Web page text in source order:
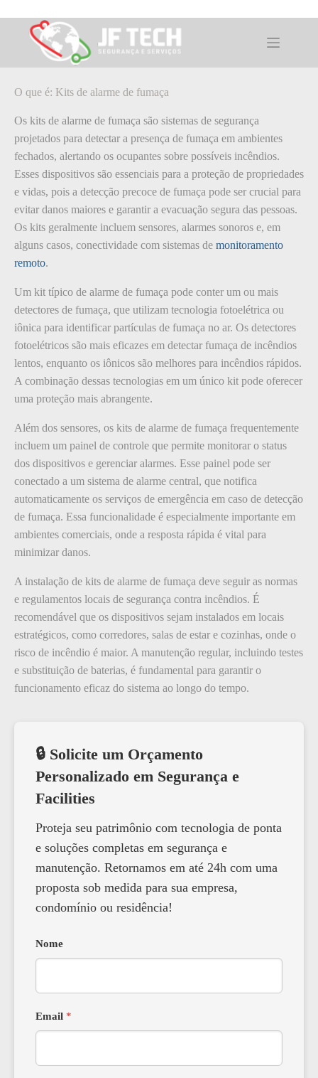
para
conteúdoO que é: Kits de alarme de fumaça
O que é: Kits de alarme de fumaça
Os kits de alarme de fumaça são sistemas de segurança
projetados para detectar a presença de fumaça em ambientes
fechados, alertando os ocupantes sobre possíveis incêndios.
Esses dispositivos são essenciais para a proteção de propriedades
e vidas, pois a detecção precoce de fumaça pode ser crucial para
evitar danos maiores e garantir a evacuação segura das pessoas.
Os kits geralmente incluem sensores, alarmes sonoros e, em
alguns casos, conectividade com sistemas de monitoramento
remoto.
Um kit típico de alarme de fumaça pode conter um ou mais
detectores de fumaça, que utilizam tecnologia fotoelétrica ou
iônica para identificar partículas de fumaça no ar. Os detectores
fotoelétricos são mais eficazes em detectar fumaça de incêndios
lentos, enquanto os iônicos são melhores para incêndios rápidos.
A combinação dessas tecnologias em um único kit pode oferecer
uma proteção mais abrangente.
Além dos sensores, os kits de alarme de fumaça frequentemente
incluem um painel de controle que permite monitorar o status
dos dispositivos e gerenciar alarmes. Esse painel pode ser
conectado a um sistema de alarme central, que notifica
automaticamente os serviços de emergência em caso de detecção
de fumaça. Essa funcionalidade é especialmente importante em
ambientes comerciais, onde a resposta rápida é vital para
minimizar danos.
A instalação de kits de alarme de fumaça deve seguir as normas
e regulamentos locais de segurança contra incêndios. É
recomendável que os dispositivos sejam instalados em locais
estratégicos, como corredores, salas de estar e cozinhas, onde o
risco de incêndio é maior. A manutenção regular, incluindo testes
e substituição de baterias, é fundamental para garantir o
funcionamento eficaz do sistema ao longo do tempo.
🔒 Solicite um Orçamento
Personalizado em Segurança e
Facilities
Proteja seu patrimônio com tecnologia de ponta
e soluções completas em segurança e
manutenção. Retornamos em até 24h com uma
proposta sob medida para sua empresa,
condomínio ou residência!
Nome
Email *